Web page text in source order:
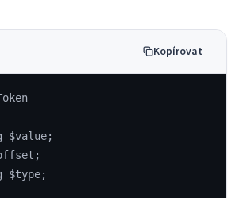
Kopírovat
$value;
$type;